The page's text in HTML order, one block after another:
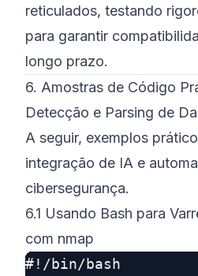
reticulados, testando
para garantir
longo prazo.
6. Amostras de Código
Detecção e Parsing de
A seguir, exemplos
integração de IA e
cibersegurança.
6.1 Usando Bash para
com nmap
#!/bin/bash